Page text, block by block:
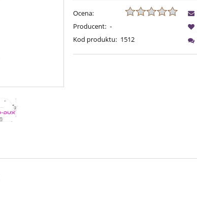
Ocena:
Producent: -
Kod produktu: 1512